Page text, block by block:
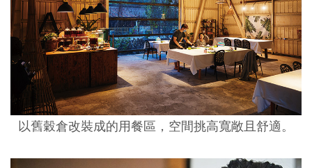
以舊穀倉改裝成的用餐區，空間挑高寬敞且舒適。